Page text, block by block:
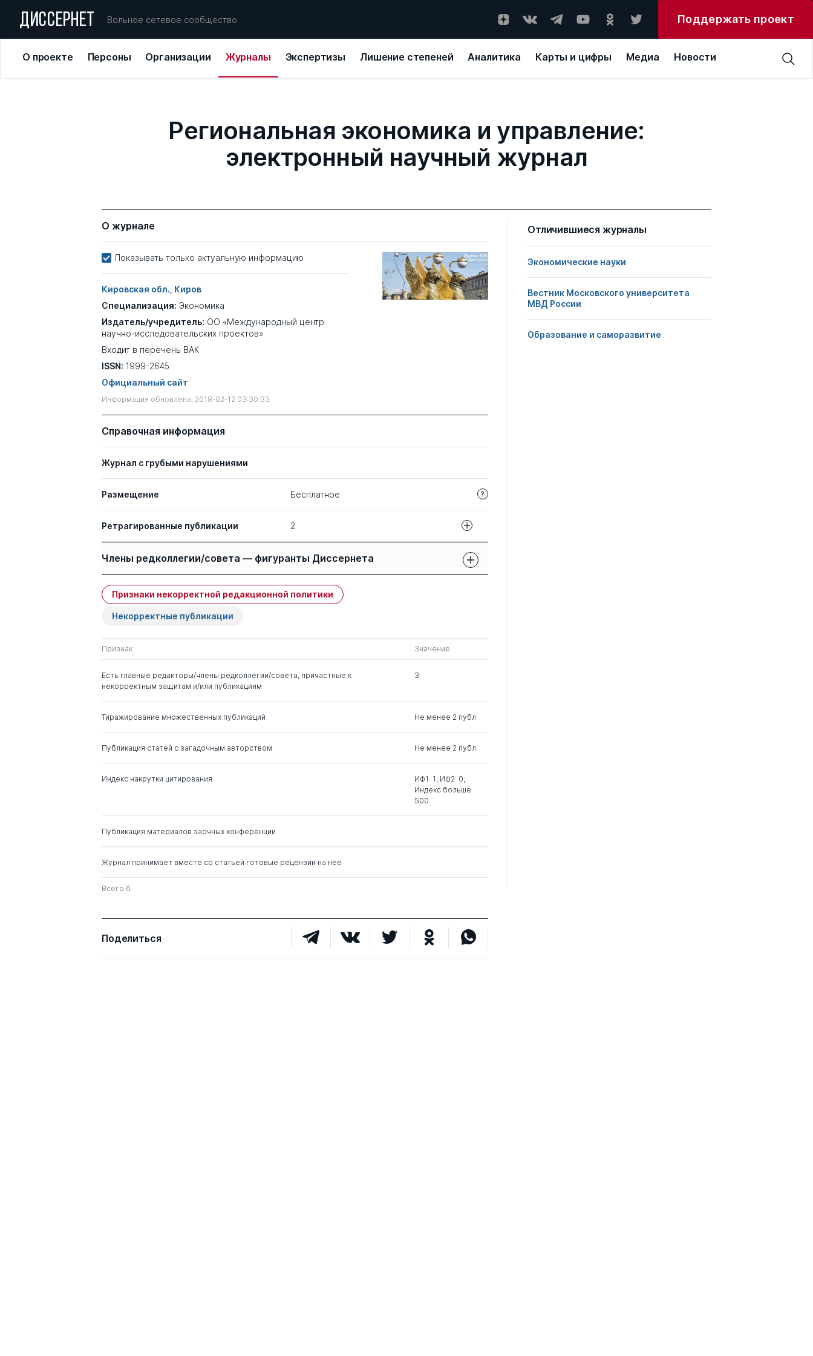
ДИССЕРНЕТ Вольное сетевое сообщество Поддержать проект
О проекте Персоны Организации Журналы Экспертизы Лишение степеней Аналитика Карты и цифры Медиа Новости
Региональная экономика и управление:
электронный научный журнал
О журнале
Показывать только актуальную информацию
Кировская обл., Киров
Специализация: Экономика
Издатель/учредитель: ОО «Международный центр
научно-исследовательских проектов»
Входит в перечень ВАК
ISSN: 1999-2645
Официальный сайт
Информация обновлена: 2018-02-12 03:30:33
Справочная информация
Журнал с грубыми нарушениями
Размещение Бесплатное
Ретрагированные публикации 2
Афанасьева О Н
Проблемы монетарного регулирования в ЕС
в период долгового кризиса (2010-2016 гг.)
Филобокова Л. Ю.
МЕТОДИЧЕСКИЕ АСПЕКТЫ
Члены редколлегии/совета — фигуранты Диссернета
Имя Степень
Защиты членов РК:
свои
чужие
Всеволодович
Валинурова Лилия
д. э.н. 0 23
Шкодинский Сергей
Всеволодович
д. э.н. 0
Признаки некорректной редакционной политики
Некорректные публикации
Признак Значение
Есть главные редакторы/члены редколлегии/совета, причастные к
некорректным защитам и/или публикациям
3
Тиражирование множественных публикаций Не менее 2 публ
Публикация статей с загадочным авторством Не менее 2 публ
Индекс накрутки цитирования
ИФ1: 1; ИФ2: 0;
Индекс больше
500
Публикация материалов заочных конференций
Журнал принимает вместе со статьей готовые рецензии на нее
Всего 6
Поделиться
Отличившиеся журналы
Экономические науки
Вестник Московского университета
МВД России
Образование и саморазвитие